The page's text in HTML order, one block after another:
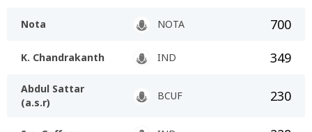
Nota NOTA 700
K. Chandrakanth IND 349
Abdul Sattar
(a.s.r)
BCUF 230